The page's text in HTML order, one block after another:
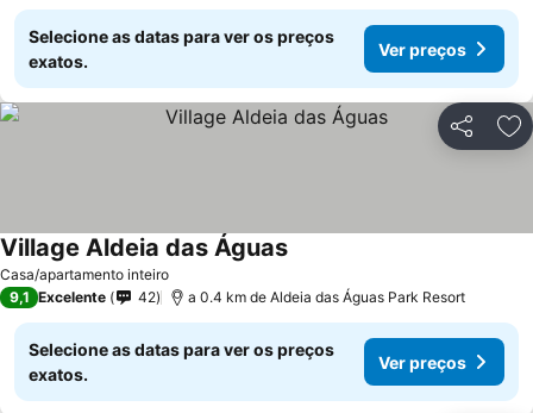
Selecione as datas para ver os preços
exatos.
Ver preços
Partilhar
Casa/apartamento inteiro
Village Aldeia das Águas
9,1 Excelente 42 a 0.4 km de Aldeia das Águas Park Resort
Selecione as datas para ver os preços
exatos.
Ver preços